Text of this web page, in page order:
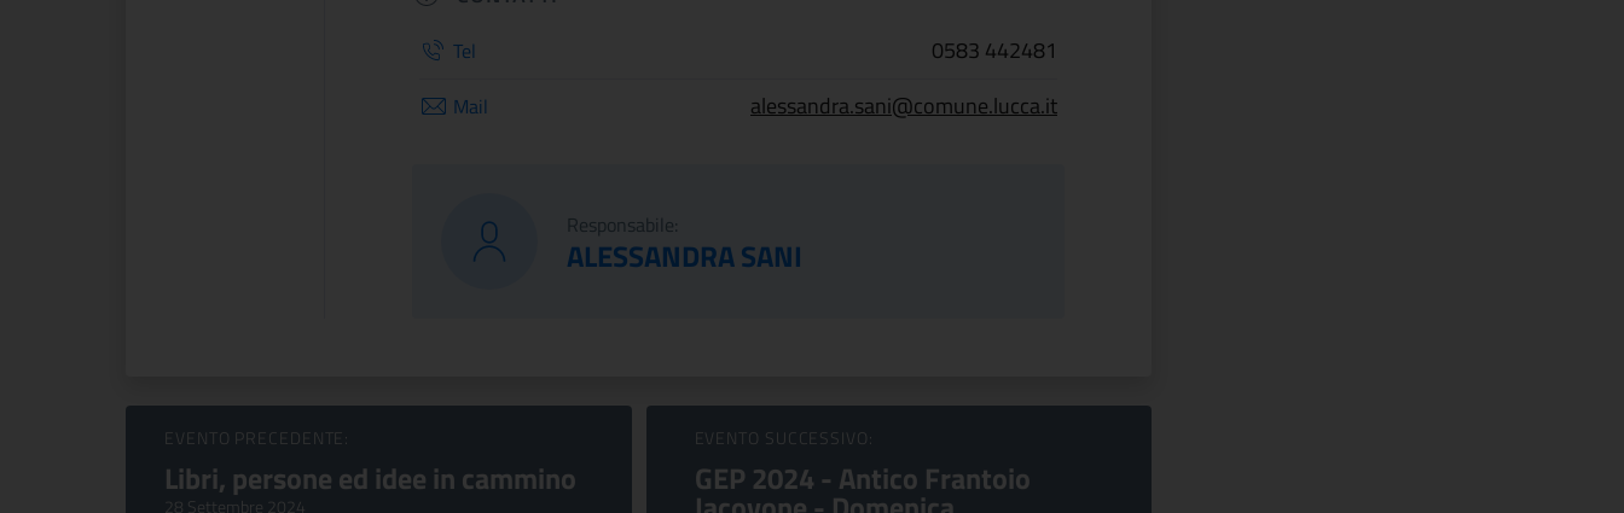
Tel 0583 442481
Mail alessandra.sani@comune.lucca.it
Responsabile:
ALESSANDRA SANI
Sfoglia Eventi
EVENTO PRECEDENTE:
Libri, persone ed idee in cammino
28 Settembre 2024
EVENTO SUCCESSIVO:
GEP 2024 - Antico Frantoio